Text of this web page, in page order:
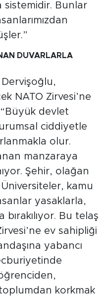
sistemidir. Bunlar
DUVARLARLA
Dervişoğlu,
NATO Zirvesi’ne
devlet
ciddiyetle
olur.
manzaraya
Şehir, olağan
Üniversiteler, kamu
yasaklarla,
bırakılıyor. Bu telaş
ev sahipliği
yabancı
korkmak